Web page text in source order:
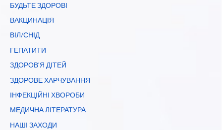
БУДЬТЕ ЗДОРОВІ
ВАКЦИНАЦІЯ
ВІЛ/СНІД
ГЕПАТИТИ
ЗДОРОВ'Я ДІТЕЙ
ЗДОРОВЕ ХАРЧУВАННЯ
ІНФЕКЦІЙНІ ХВОРОБИ
МЕДИЧНА ЛІТЕРАТУРА
НАШІ ЗАХОДИ